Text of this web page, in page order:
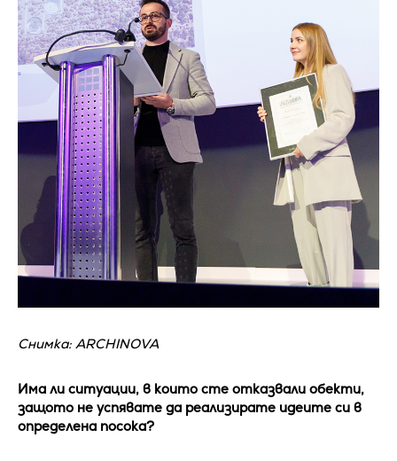
Снимка: ARCHINOVA
Има ли ситуации, в които сте отказвали обекти,
защото не успявате да реализирате идеите си в
определена посока?